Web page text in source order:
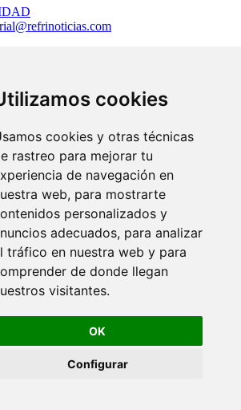
cookies
cookies y otras técnicas
rastreo para mejorar tu
de navegación en
web, para mostrarte
personalizados y
adecuados, para analizar
tráfico en nuestra web y para
de donde llegan
visitantes.
OK
Configurar
Col. Reforma Iztaccihuatl Norte C.P. 08810
DE MEXICO (+52) 555 740 4476, 555 740
MERCADOTECNIA DEL CENTRO,
reservados
logotipos, productos e imagenes
de sus respectivos dueños
total o parcial de los contenidos aqui
cualquier medio electrónico o magnético